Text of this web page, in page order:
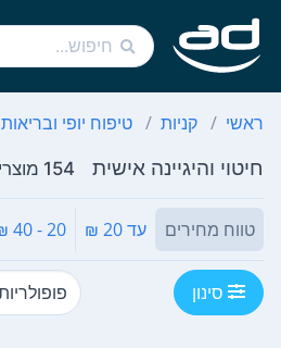
ראשי קניות טיפוח יופי ובריאות
חיטוי והיגיינה אישית 154 מוצרים
טווח מחירים עד 20 ₪ 20 - 40 ₪
סינון